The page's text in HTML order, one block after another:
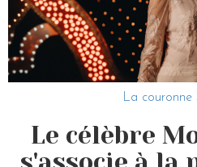
La couronne
Le célèbre